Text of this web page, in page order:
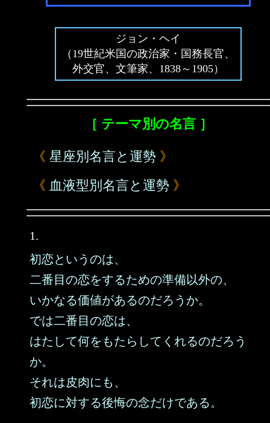
ジョン・ヘイ
（19世紀米国の政治家・国務長官、
外交官、文筆家、1838～1905）
［ テーマ別の名言 ］
《 星座別名言と運勢 》
《 血液型別名言と運勢 》
1.
初恋というのは、
二番目の恋をするための準備以外の、
いかなる価値があるのだろうか。
では二番目の恋は、
はたして何をもたらしてくれるのだろう
か。
それは皮肉にも、
初恋に対する後悔の念だけである。